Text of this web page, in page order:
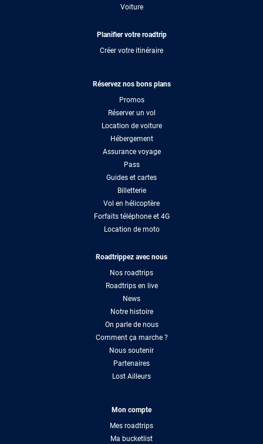
Voiture
Planifier votre roadtrip
Créer votre itinéraire
Réservez nos bons plans
Promos
Réserver un vol
Location de voiture
Hébergement
Assurance voyage
Pass
Guides et cartes
Billetterie
Vol en hélicoptère
Forfaits téléphone et 4G
Location de moto
Roadtrippez avec nous
Nos roadtrips
Roadtrips en live
News
Notre histoire
On parle de nous
Comment ça marche ?
Nous soutenir
Partenaires
Lost Ailleurs
Mon compte
Mes roadtrips
Ma bucketlist